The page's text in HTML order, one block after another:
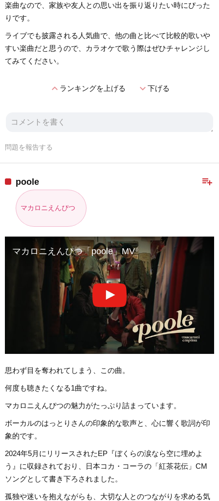
楽曲なので、家族や友人との思い出を振り返りたい時にぴった
りです。
ライブでも披露される人気曲で、他の曲と比べて比較的歌いや
すい楽曲だと思うので、カラオケで歌う際はぜひチャレンジし
てみてください。
expand_lessランキングを上げる expand_more下げる
問題を報告する
playlist_add
poole
マカロニえんぴつ
マカロニえんぴつ「poole」MV
思わず目を奪われてしまう、この曲。
何度も聴きたくなる1曲ですね。
マカロニえんぴつの魅力がたっぷり詰まっています。
ボーカルのはっとりさんの印象的な歌声と、心に響く歌詞が印
象的です。
2024年5月にリリースされたEP『ぼくらの涙なら空に埋めよ
う』に収録されており、日本コカ・コーラの「紅茶花伝」CM
ソングとして書き下ろされました。
孤独や迷いを抱えながらも、大切な人とのつながりを求める気